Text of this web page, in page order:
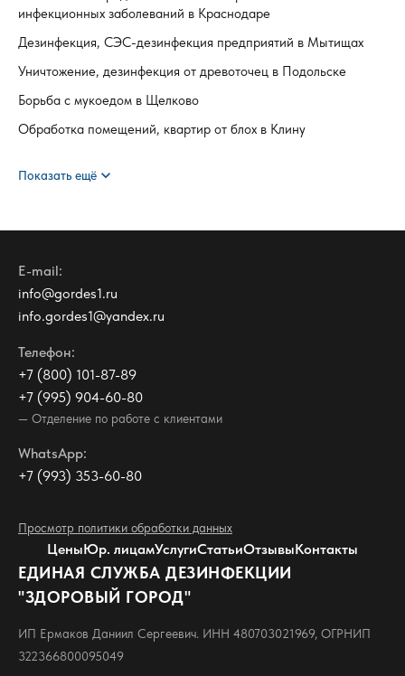
инфекционных заболеваний в Краснодаре
Дезинфекция, СЭС-дезинфекция предприятий в Мытищах
Уничтожение, дезинфекция от древоточец в Подольске
Борьба с мукоедом в Щелково
Обработка помещений, квартир от блох в Клину
Показать ещё expand_more
E-mail:
info@gordes1.ru
info.gordes1@yandex.ru
Телефон:
+7 (800) 101-87-89
+7 (995) 904-60-80
— Отделение по работе с клиентами
WhatsApp:
+7 (993) 353-60-80
Просмотр политики обработки данных
ЦеныЮр. лицамУслугиСтатьиОтзывыКонтакты
ЕДИНАЯ СЛУЖБА ДЕЗИНФЕКЦИИ
"ЗДОРОВЫЙ ГОРОД"
ИП Ермаков Даниил Сергеевич. ИНН 480703021969, ОГРНИП
322366800095049